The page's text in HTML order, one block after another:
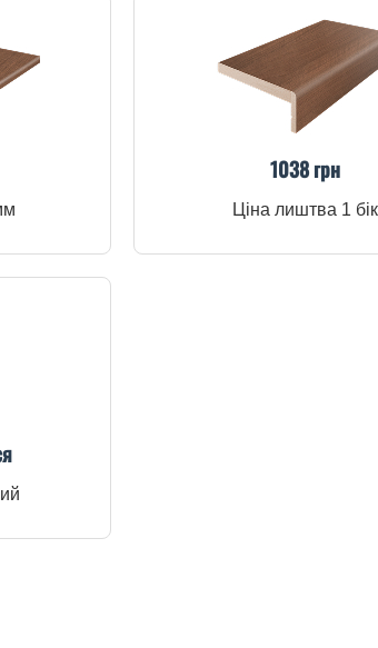
1038 грн
Ціна лиштва 1 бік